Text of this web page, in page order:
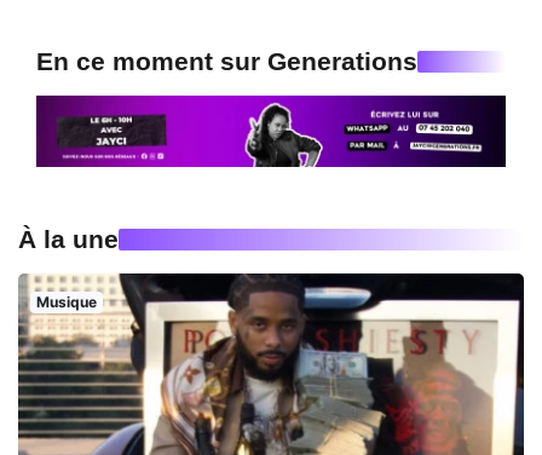
En ce moment sur Generations
À la une
Musique